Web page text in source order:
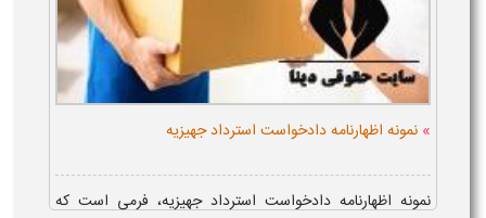
» نمونه اظهارنامه دادخواست استرداد جهیزیه
نمونه اظهارنامه دادخواست استرداد جهیزیه، فرمی است که